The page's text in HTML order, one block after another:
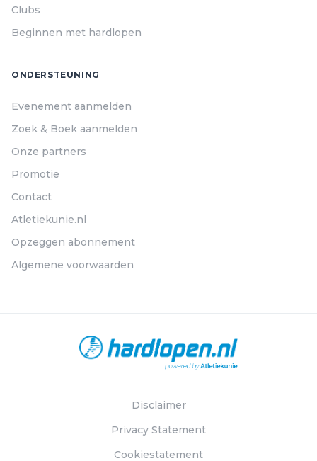
Clubs
Beginnen met hardlopen
ONDERSTEUNING
Evenement aanmelden
Zoek & Boek aanmelden
Onze partners
Promotie
Contact
Atletiekunie.nl
Opzeggen abonnement
Algemene voorwaarden
Disclaimer
Privacy Statement
Cookiestatement